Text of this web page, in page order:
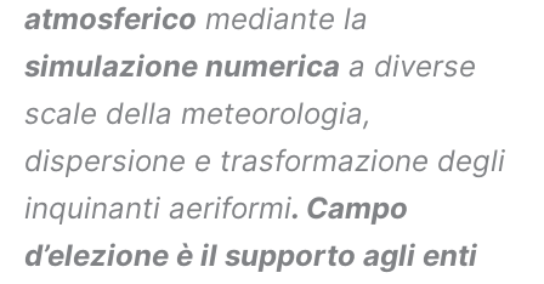
atmosferico mediante la
simulazione numerica a diverse
scale della meteorologia,
dispersione e trasformazione degli
inquinanti aeriformi. Campo
d’elezione è il supporto agli enti